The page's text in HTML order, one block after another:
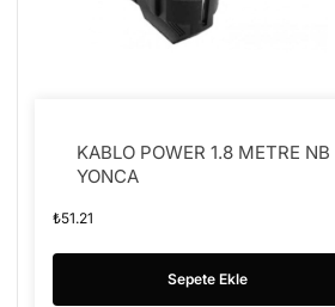
KABLO POWER 1.8 METRE NB
YONCA
₺51.21
Sepete Ekle